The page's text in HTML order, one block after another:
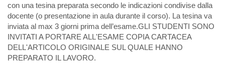
con una tesina preparata secondo le indicazioni condivise dalla
docente (o presentazione in aula durante il corso). La tesina va
inviata al max 3 giorni prima dell’esame.GLI STUDENTI SONO
INVITATI A PORTARE ALL'ESAME COPIA CARTACEA
DELL'ARTICOLO ORIGINALE SUL QUALE HANNO
PREPARATO IL LAVORO.